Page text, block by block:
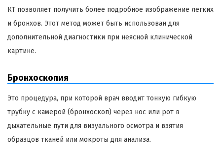
КТ позволяет получить более подробное изображение легких
и бронхов. Этот метод может быть использован для
дополнительной диагностики при неясной клинической
картине.
Бронхоскопия
Это процедура, при которой врач вводит тонкую гибкую
трубку с камерой (бронхоскоп) через нос или рот в
дыхательные пути для визуального осмотра и взятия
образцов тканей или мокроты для анализа.